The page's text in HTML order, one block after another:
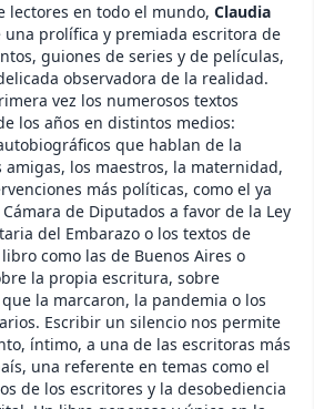
lectores en todo el mundo, Claudia
una prolífica y premiada escritora de
guiones de series y de películas,
observadora de la realidad.
vez los numerosos textos
los años en distintos medios:
que hablan de la
los maestros, la maternidad,
más políticas, como el ya
de Diputados a favor de la Ley
del Embarazo o los textos de
como las de Buenos Aires o
la propia escritura, sobre
la marcaron, la pandemia o los
Escribir un silencio nos permite
íntimo, a una de las escritoras más
una referente en temas como el
de los escritores y la desobediencia